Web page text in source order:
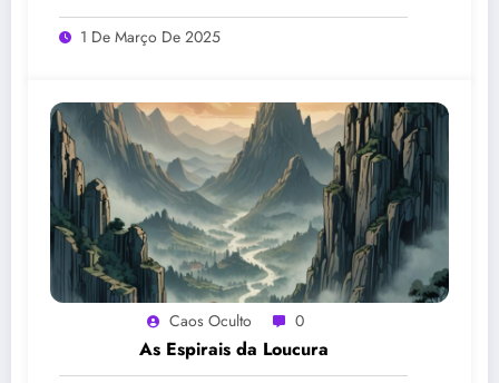
1 De Março De 2025
Caos Oculto 0
As Espirais da Loucura